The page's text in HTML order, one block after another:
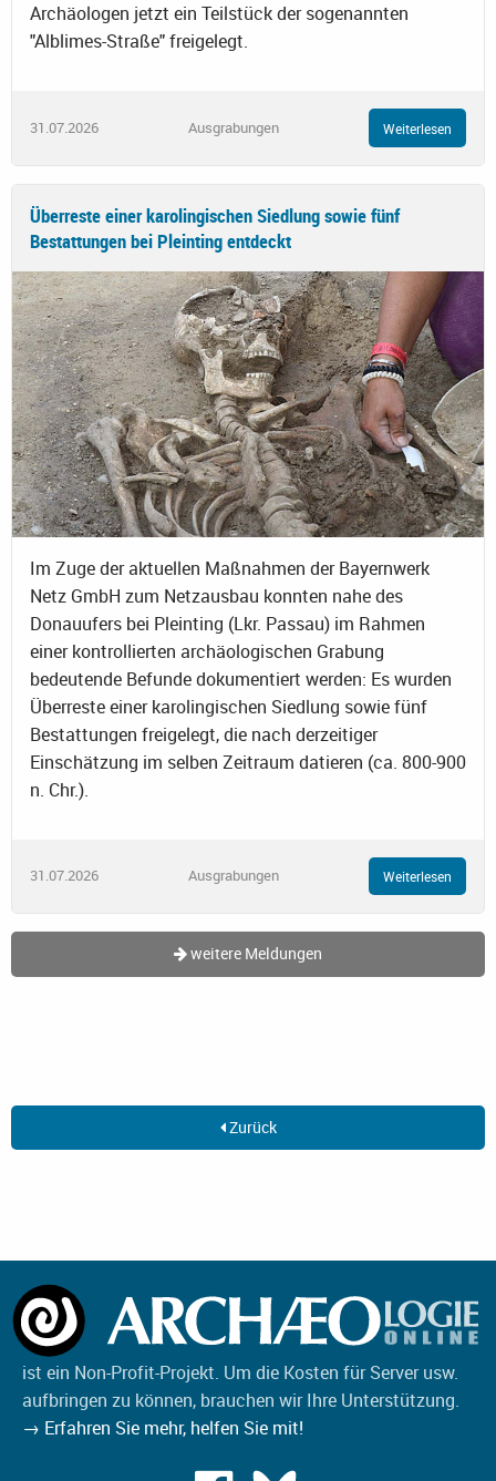
Archäologen jetzt ein Teilstück der sogenannten
"Alblimes-Straße" freigelegt.
31.07.2026 Ausgrabungen Weiterlesen
Überreste einer karolingischen Siedlung sowie fünf
Bestattungen bei Pleinting entdeckt
Im Zuge der aktuellen Maßnahmen der Bayernwerk
Netz GmbH zum Netzausbau konnten nahe des
Donauufers bei Pleinting (Lkr. Passau) im Rahmen
einer kontrollierten archäologischen Grabung
bedeutende Befunde dokumentiert werden: Es wurden
Überreste einer karolingischen Siedlung sowie fünf
Bestattungen freigelegt, die nach derzeitiger
Einschätzung im selben Zeitraum datieren (ca. 800-900
n. Chr.).
31.07.2026 Ausgrabungen Weiterlesen
weitere Meldungen
Zurück
ist ein Non-Profit-Projekt. Um die Kosten für Server usw.
aufbringen zu können, brauchen wir Ihre Unterstützung.
→ Erfahren Sie mehr, helfen Sie mit!